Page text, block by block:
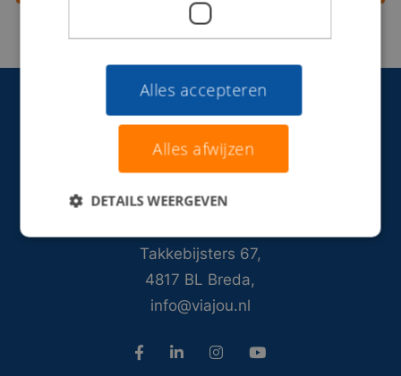
Takkebijsters 67,
4817 BL Breda,
info@viajou.nl
Alles accepteren
Alles afwijzen
DETAILS WEERGEVEN